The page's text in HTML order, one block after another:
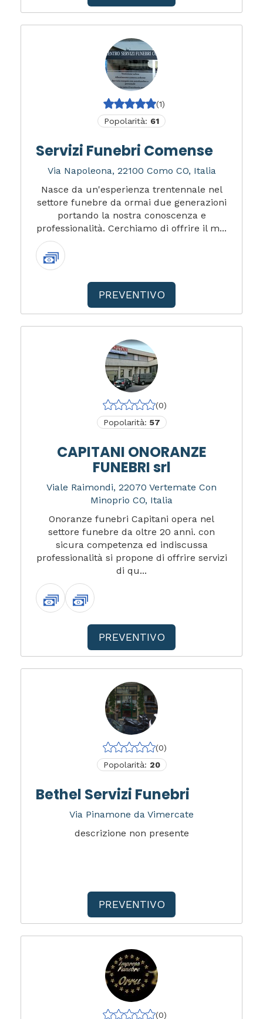
(1)
Popolarità: 61
Servizi Funebri Comense
Via Napoleona, 22100 Como CO, Italia
Nasce da un'esperienza trentennale nel
settore funebre da ormai due generazioni
portando la nostra conoscenza e
professionalità. Cerchiamo di offrire il m...
PREVENTIVO
(0)
Popolarità: 57
CAPITANI ONORANZE
FUNEBRI srl
Viale Raimondi, 22070 Vertemate Con
Minoprio CO, Italia
Onoranze funebri Capitani opera nel
settore funebre da oltre 20 anni. con
sicura competenza ed indiscussa
professionalità si propone di offrire servizi
di qu...
PREVENTIVO
(0)
Popolarità: 20
Bethel Servizi Funebri
Via Pinamone da Vimercate
descrizione non presente
PREVENTIVO
(0)